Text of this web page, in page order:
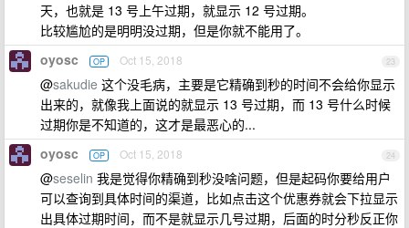
天，也就是 13 号上午过期，就显示 12 号过期。
比较尴尬的是明明没过期，但是你就不能用了。
23
oyosc OP Oct 15, 2018
@sakudie 这个没毛病，主要是它精确到秒的时间不会给你显示
出来的，就像我上面说的就显示 13 号过期，而 13 号什么时候
过期你是不知道的，这才是最恶心的...
24
oyosc OP Oct 15, 2018
@seselin 我是觉得你精确到秒没啥问题，但是起码你要给用户
可以查询到具体时间的渠道，比如点击这个优惠券就会下拉显示
出具体过期时间，而不是就显示几号过期，后面的时分秒反正你